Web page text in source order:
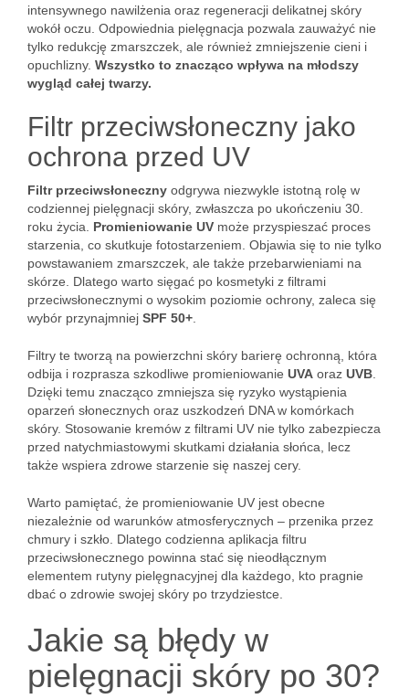
intensywnego nawilżenia oraz regeneracji delikatnej skóry
wokół oczu. Odpowiednia pielęgnacja pozwala zauważyć nie
tylko redukcję zmarszczek, ale również zmniejszenie cieni i
opuchlizny. Wszystko to znacząco wpływa na młodszy
wygląd całej twarzy.
Filtr przeciwsłoneczny jako
ochrona przed UV
Filtr przeciwsłoneczny odgrywa niezwykle istotną rolę w
codziennej pielęgnacji skóry, zwłaszcza po ukończeniu 30.
roku życia. Promieniowanie UV może przyspieszać proces
starzenia, co skutkuje fotostarzeniem. Objawia się to nie tylko
powstawaniem zmarszczek, ale także przebarwieniami na
skórze. Dlatego warto sięgać po kosmetyki z filtrami
przeciwsłonecznymi o wysokim poziomie ochrony, zaleca się
wybór przynajmniej SPF 50+
Filtry te tworzą na powierzchni skóry barierę ochronną, która
odbija i rozprasza szkodliwe promieniowanie UVA oraz UVB
Dzięki temu znacząco zmniejsza się ryzyko wystąpienia
oparzeń słonecznych oraz uszkodzeń DNA w komórkach
skóry. Stosowanie kremów z filtrami UV nie tylko zabezpiecza
przed natychmiastowymi skutkami działania słońca, lecz
także wspiera zdrowe starzenie się naszej cery.
Warto pamiętać, że promieniowanie UV jest obecne
niezależnie od warunków atmosferycznych – przenika przez
chmury i szkło. Dlatego codzienna aplikacja filtru
przeciwsłonecznego powinna stać się nieodłącznym
elementem rutyny pielęgnacyjnej dla każdego, kto pragnie
dbać o zdrowie swojej skóry po trzydziestce.
Jakie są błędy w
pielęgnacji skóry po 30?